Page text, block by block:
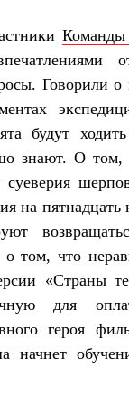
Говорили
будут
знают. О том,
суеверия
на
том, что
«Страны
для
героя
начнет